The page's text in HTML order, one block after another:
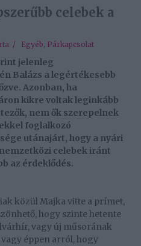
celebek a
/ Egyéb, Párkapcsolat
jelenleg
Balázs a legértékesebb
Azonban, ha
kikre voltak leginkább
nem ők szerepelnek
foglalkozó
utánajárt, hogy a nyári
celebek iránt
az érdeklődés.
közül Majka vitte a prímet,
hogy szinte hetente
vagy új műsorának
éppen arról, hogy